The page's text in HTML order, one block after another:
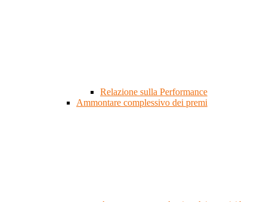
Relazione sulla Performance
Ammontare complessivo dei premi